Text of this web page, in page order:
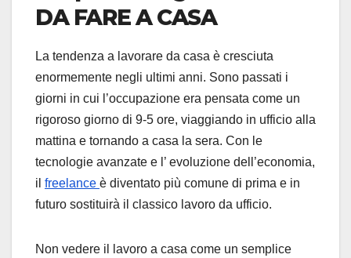
DA FARE A CASA
La tendenza a lavorare da casa è cresciuta
enormemente negli ultimi anni. Sono passati i
giorni in cui l’occupazione era pensata come un
rigoroso giorno di 9-5 ore, viaggiando in ufficio alla
mattina e tornando a casa la sera. Con le
tecnologie avanzate e l’ evoluzione dell’economia,
il freelance è diventato più comune di prima e in
futuro sostituirà il classico lavoro da ufficio.
Non vedere il lavoro a casa come un semplice